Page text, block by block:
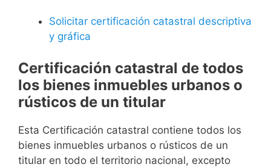
Solicitar certificación catastral descriptiva
y gráfica
Certificación catastral de todos
los bienes inmuebles urbanos o
rústicos de un titular
Esta Certificación catastral contiene todos los
bienes inmuebles urbanos o rústicos de un
titular en todo el territorio nacional, excepto